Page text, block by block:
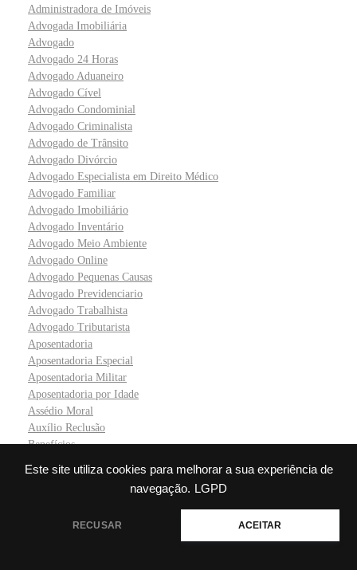
Este site utiliza cookies para melhorar a sua experiência de
navegação. LGPD
RECUSAR ACEITAR
Administradora de Imóveis
Advogada Imobiliária
Advogado
Advogado 24 Horas
Advogado Aduaneiro
Advogado Cível
Advogado Condominial
Advogado Criminalista
Advogado de Trânsito
Advogado Divórcio
Advogado Especialista em Direito Médico
Advogado Familiar
Advogado Imobiliário
Advogado Inventário
Advogado Meio Ambiente
Advogado Online
Advogado Pequenas Causas
Advogado Previdenciario
Advogado Trabalhista
Advogado Tributarista
Aposentadoria
Aposentadoria Especial
Aposentadoria Militar
Aposentadoria por Idade
Assédio Moral
Auxílio Reclusão
Benefícios
Boletim de Ocorrência
Calculadora de Juros Compostos
Casamento
💬 Precisa de ajuda?